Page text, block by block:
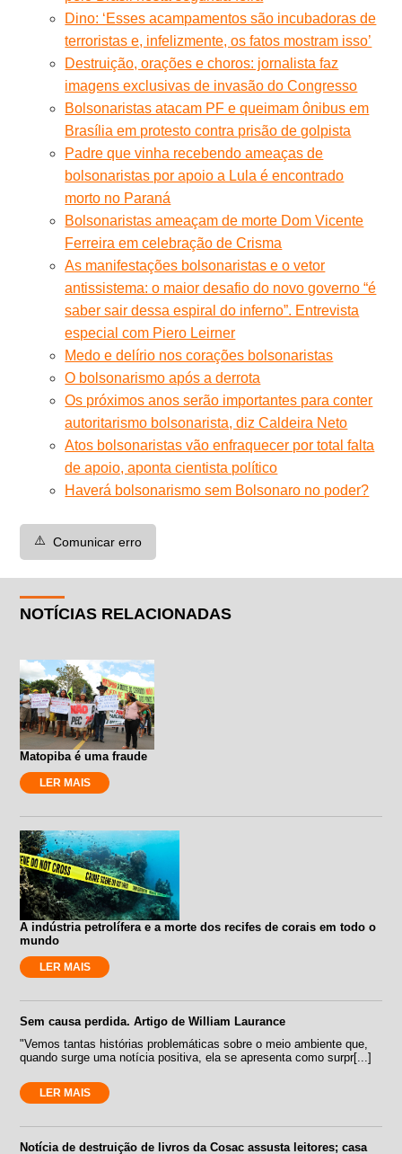
Dino: ‘Esses acampamentos são incubadoras de
terroristas e, infelizmente, os fatos mostram isso’
Destruição, orações e choros: jornalista faz
imagens exclusivas de invasão do Congresso
Bolsonaristas atacam PF e queimam ônibus em
Brasília em protesto contra prisão de golpista
Padre que vinha recebendo ameaças de
bolsonaristas por apoio a Lula é encontrado
morto no Paraná
Bolsonaristas ameaçam de morte Dom Vicente
Ferreira em celebração de Crisma
As manifestações bolsonaristas e o vetor
antissistema: o maior desafio do novo governo “é
saber sair dessa espiral do inferno”. Entrevista
especial com Piero Leirner
Medo e delírio nos corações bolsonaristas
O bolsonarismo após a derrota
Os próximos anos serão importantes para conter
autoritarismo bolsonarista, diz Caldeira Neto
Atos bolsonaristas vão enfraquecer por total falta
de apoio, aponta cientista político
Haverá bolsonarismo sem Bolsonaro no poder?
⚠️ Comunicar erro
NOTÍCIAS RELACIONADAS
Matopiba é uma fraude
LER MAIS
A indústria petrolífera e a morte dos recifes de corais em todo o
mundo
LER MAIS
Sem causa perdida. Artigo de William Laurance
"Vemos tantas histórias problemáticas sobre o meio ambiente que,
quando surge uma notícia positiva, ela se apresenta como surpr[...]
LER MAIS
Notícia de destruição de livros da Cosac assusta leitores; casa